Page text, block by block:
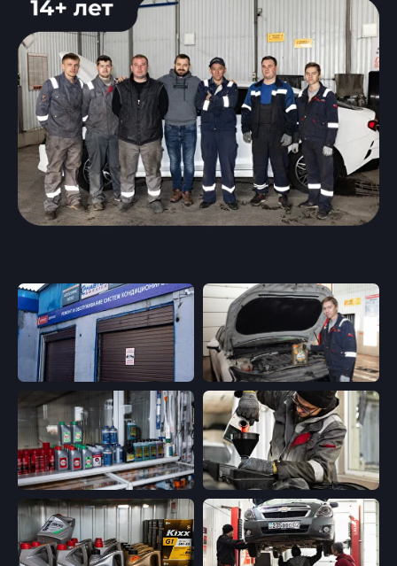
Обучение в
автосервисе
Ослуживание
автокондиционера в
Узбекистане
Курс по ремонту
кондиционера в
Кыргызстане
Ремонт топливной
системы «бензин»
Чистка форсунок
Проверка бензонасоса на
стенде
Замена бензонасоса
Замена ремней ГРМ и
мелко срочный ремонт
двигателей
Замена ГРМ
Замена маслоотражателей
Замена сальников
Замена помпы
Замена свечей
накаливания
Ремонт тормозной
системы
Проточка тормозных
дисков
Замена рем.комплектов
суппортов
балансировка колес
Установка
подогревателей
дизельного топлива
Чистка радиатора печки
Ремонт / реставрация
авто стекол
Установка бронепленки
Чистка системы
охлаждения
Диагностика и ремонт
дизельных
Заправка и ремонт
автокондиционера
Заправка
автокондиционера
Изготовление шлангов
автокондиционера
Дезинфекция
автокондиционера
Замена радиатора печки,
испарителя кондиционера
Промывка системы
кондиционирования
Пайка алюминиевых
трубок
Шланги заднего
кондиционера
Чистка радиатора
охлаждения без снятия